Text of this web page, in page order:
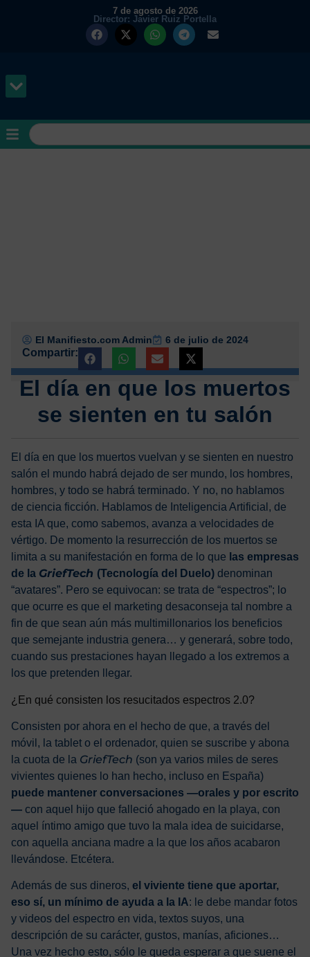
7 de agosto de 2026
Director: Javier Ruiz Portella
El Manifiesto.com Admin 6 de julio de 2024
Compartir:
El día en que los muertos
se sienten en tu salón
El día en que los muertos vuelvan y se sienten en nuestro
salón el mundo habrá dejado de ser mundo, los hombres,
hombres, y todo se habrá terminado. Y no, no hablamos
de ciencia ficción. Hablamos de Inteligencia Artificial, de
esta IA que, como sabemos, avanza a velocidades de
vértigo. De momento la resurrección de los muertos se
limita a su manifestación en forma de lo que las empresas
de la GriefTech (Tecnología del Duelo) denominan
“avatares”. Pero se equivocan: se trata de “espectros”; lo
que ocurre es que el marketing desaconseja tal nombre a
fin de que sean aún más multimillonarios los beneficios
que semejante industria genera… y generará, sobre todo,
cuando sus prestaciones hayan llegado a los extremos a
los que pretenden llegar.
¿En qué consisten los resucitados espectros 2.0?
Consisten por ahora en el hecho de que, a través del
móvil, la tablet o el ordenador, quien se suscribe y abona
la cuota de la GriefTech (son ya varios miles de seres
vivientes quienes lo han hecho, incluso en España)
puede mantener conversaciones —orales y por escrito
— con aquel hijo que falleció ahogado en la playa, con
aquel íntimo amigo que tuvo la mala idea de suicidarse,
con aquella anciana madre a la que los años acabaron
llevándose. Etcétera.
Además de sus dineros, el viviente tiene que aportar,
eso sí, un mínimo de ayuda a la IA: le debe mandar fotos
y videos del espectro en vida, textos suyos, una
descripción de su carácter, gustos, manías, aficiones…
Una vez hecho esto, sólo le queda esperar a que suene el